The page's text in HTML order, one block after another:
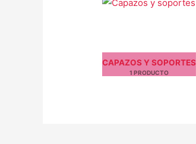
CAPAZOS Y SOPORTES
1 PRODUCTO